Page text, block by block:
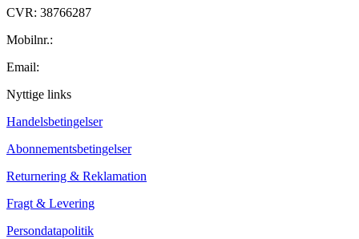
CVR: 38766287
Mobilnr.:
Email:
Nyttige links
Handelsbetingelser
Abonnementsbetingelser
Returnering & Reklamation
Fragt & Levering
Persondatapolitik